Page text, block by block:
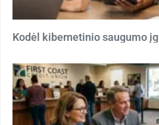
Kodėl kibernetinio saugumo